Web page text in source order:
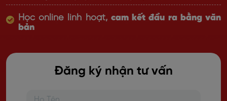
Học online linh hoạt, cam kết đầu ra bằng văn
bản
Đăng ký nhận tư vấn